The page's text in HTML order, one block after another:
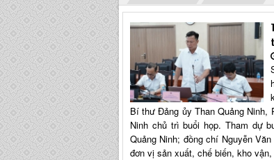
Bí thư Đảng ủy Than Quảng Ninh,
Ninh chủ trì buổi họp. Tham dự
Quảng Ninh; đồng chí Nguyễn
đơn vị sản xuất, chế biến, kho